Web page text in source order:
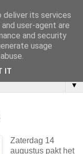
▼
Zaterdag 14
augustus pakt het
deliver its services
user-agent are
and security
usage
IT